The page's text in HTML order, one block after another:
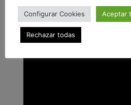
y enganchar a la gente. Que
es lo importante».
Configurar Cookies Aceptar
Rechazar todas